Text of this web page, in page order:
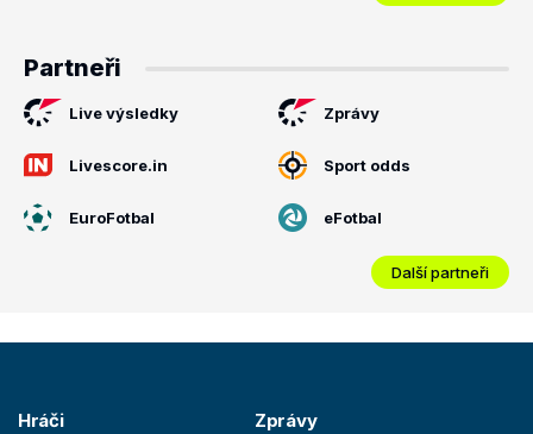
Partneři
Live výsledky Zprávy
Livescore.in Sport odds
EuroFotbal eFotbal
Další partneři
Hráči Zprávy